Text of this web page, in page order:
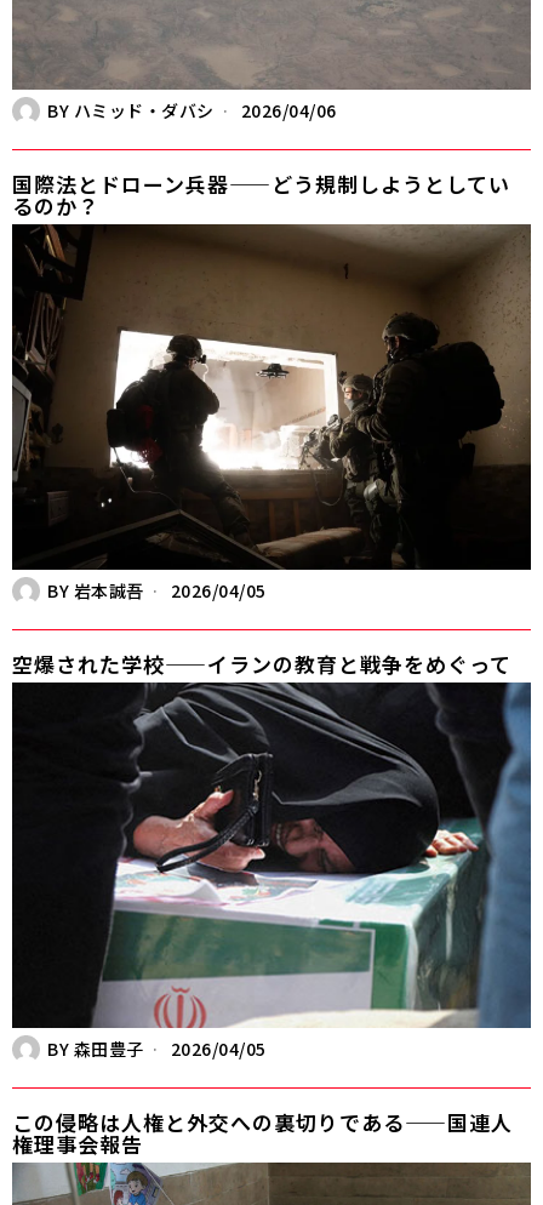
BY ハミッド・ダバシ 2026/04/06
国際法とドローン兵器——どう規制しようとしてい
るのか？
BY 岩本誠吾 2026/04/05
空爆された学校——イランの教育と戦争をめぐって
BY 森田豊子 2026/04/05
この侵略は人権と外交への裏切りである——国連人
権理事会報告